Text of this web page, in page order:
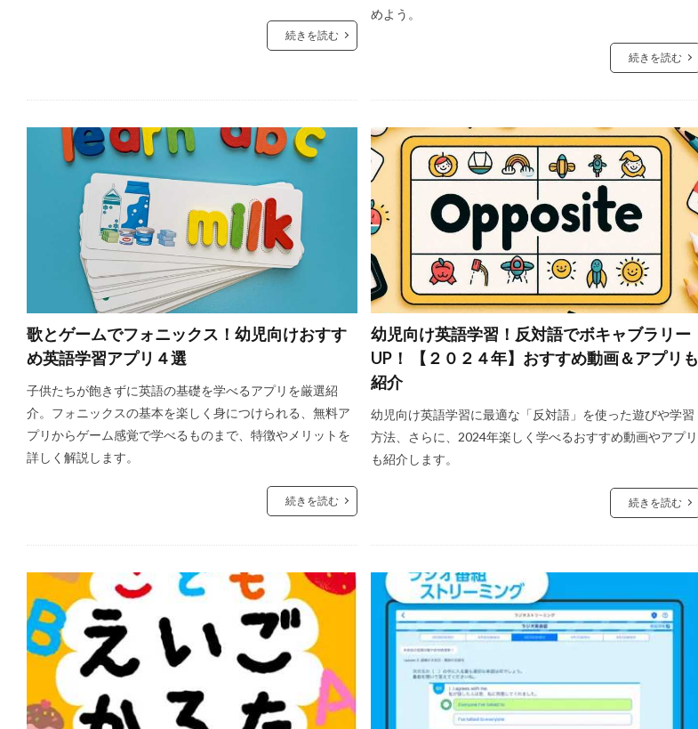
続きを読む
めよう。
続きを読む
歌とゲームでフォニックス！幼児向けおすす
め英語学習アプリ４選
子供たちが飽きずに英語の基礎を学べるアプリを厳選紹
介。フォニックスの基本を楽しく身につけられる、無料ア
プリからゲーム感覚で学べるものまで、特徴やメリットを
詳しく解説します。
続きを読む
幼児向け英語学習！反対語でボキャブラリー
UP！ 【２０２４年】おすすめ動画＆アプリも
紹介
幼児向け英語学習に最適な「反対語」を使った遊びや学習
方法、さらに、2024年楽しく学べるおすすめ動画やアプリ
も紹介します。
続きを読む